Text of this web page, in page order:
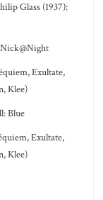
Glass (1937):
Exultate,
Klee)
Blue
Exultate,
Klee)